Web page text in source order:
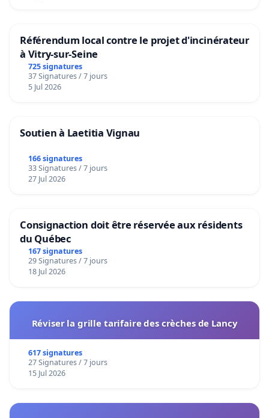
Référendum local contre le projet d'incinérateur
à Vitry-sur-Seine
725 signatures
37 Signatures / 7 jours
5 Jul 2026
Soutien à Laetitia Vignau
166 signatures
33 Signatures / 7 jours
27 Jul 2026
Consignaction doit être réservée aux résidents
du Québec
167 signatures
29 Signatures / 7 jours
18 Jul 2026
Réviser la grille tarifaire des crèches de Lancy
617 signatures
27 Signatures / 7 jours
15 Jul 2026